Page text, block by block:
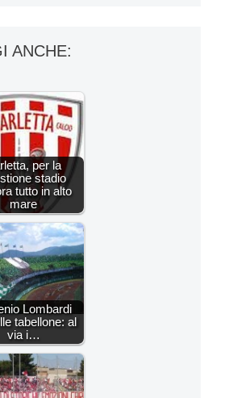
ANCHE:
per la
stadio
tutto in alto
mare
Lombardi
tabellone: al
via i…